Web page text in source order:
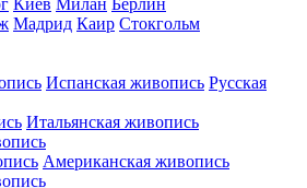
Киев Милан Берлин
Мадрид Каир Стокгольм
Испанская живопись Русская
Итальянская живопись
Американская живопись